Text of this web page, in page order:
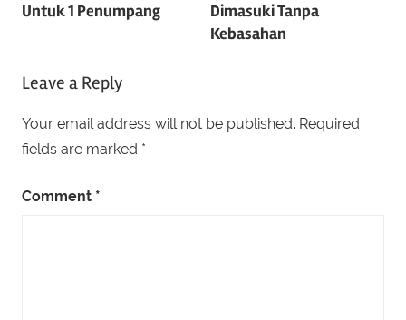
Untuk 1 Penumpang
Dimasuki Tanpa
Kebasahan
Leave a Reply
Your email address will not be published. Required
fields are marked *
Comment *